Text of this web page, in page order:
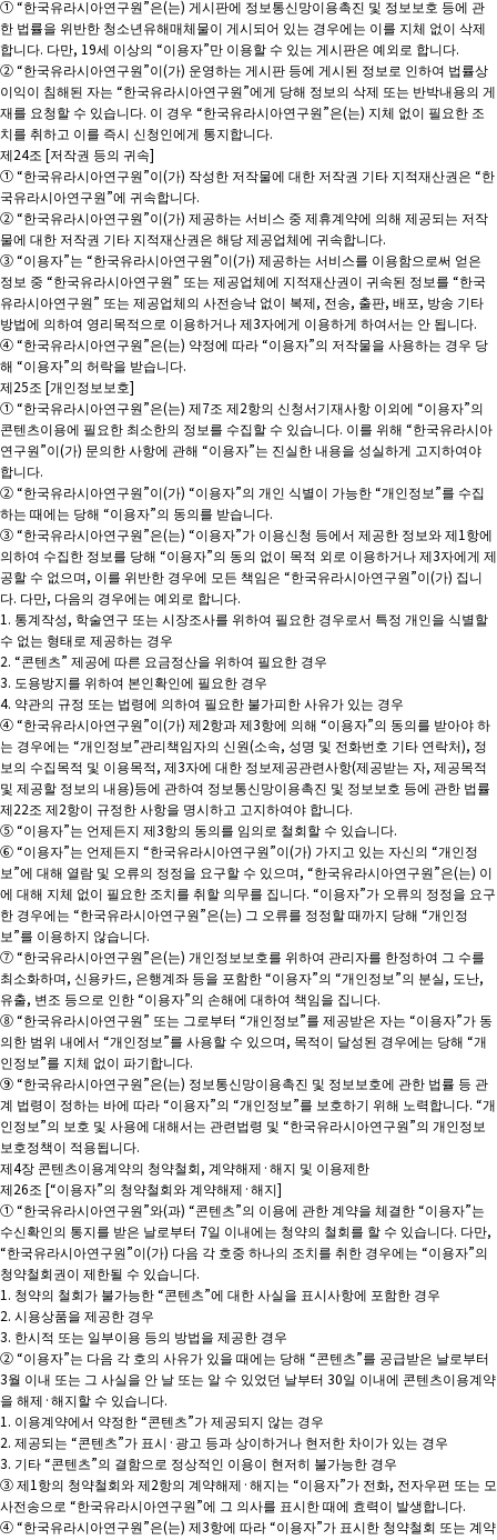
① “한국유라시아연구원”은(는) 게시판에 정보통신망이용촉진 및 정보보호 등에 관
한 법률을 위반한 청소년유해매체물이 게시되어 있는 경우에는 이를 지체 없이 삭제
합니다. 다만, 19세 이상의 “이용자”만 이용할 수 있는 게시판은 예외로 합니다.
② “한국유라시아연구원”이(가) 운영하는 게시판 등에 게시된 정보로 인하여 법률상
이익이 침해된 자는 “한국유라시아연구원”에게 당해 정보의 삭제 또는 반박내용의 게
재를 요청할 수 있습니다. 이 경우 “한국유라시아연구원”은(는) 지체 없이 필요한 조
치를 취하고 이를 즉시 신청인에게 통지합니다.
제24조 [저작권 등의 귀속]
① “한국유라시아연구원”이(가) 작성한 저작물에 대한 저작권 기타 지적재산권은 “한
국유라시아연구원”에 귀속합니다.
② “한국유라시아연구원”이(가) 제공하는 서비스 중 제휴계약에 의해 제공되는 저작
물에 대한 저작권 기타 지적재산권은 해당 제공업체에 귀속합니다.
③ “이용자”는 “한국유라시아연구원”이(가) 제공하는 서비스를 이용함으로써 얻은
정보 중 “한국유라시아연구원” 또는 제공업체에 지적재산권이 귀속된 정보를 “한국
유라시아연구원” 또는 제공업체의 사전승낙 없이 복제, 전송, 출판, 배포, 방송 기타
방법에 의하여 영리목적으로 이용하거나 제3자에게 이용하게 하여서는 안 됩니다.
④ “한국유라시아연구원”은(는) 약정에 따라 “이용자”의 저작물을 사용하는 경우 당
해 “이용자”의 허락을 받습니다.
제25조 [개인정보보호]
① “한국유라시아연구원”은(는) 제7조 제2항의 신청서기재사항 이외에 “이용자”의
콘텐츠이용에 필요한 최소한의 정보를 수집할 수 있습니다. 이를 위해 “한국유라시아
연구원”이(가) 문의한 사항에 관해 “이용자”는 진실한 내용을 성실하게 고지하여야
합니다.
② “한국유라시아연구원”이(가) “이용자”의 개인 식별이 가능한 “개인정보”를 수집
하는 때에는 당해 “이용자”의 동의를 받습니다.
③ “한국유라시아연구원”은(는) “이용자”가 이용신청 등에서 제공한 정보와 제1항에
의하여 수집한 정보를 당해 “이용자”의 동의 없이 목적 외로 이용하거나 제3자에게 제
공할 수 없으며, 이를 위반한 경우에 모든 책임은 “한국유라시아연구원”이(가) 집니
다. 다만, 다음의 경우에는 예외로 합니다.
1. 통계작성, 학술연구 또는 시장조사를 위하여 필요한 경우로서 특정 개인을 식별할
수 없는 형태로 제공하는 경우
2. “콘텐츠” 제공에 따른 요금정산을 위하여 필요한 경우
3. 도용방지를 위하여 본인확인에 필요한 경우
4. 약관의 규정 또는 법령에 의하여 필요한 불가피한 사유가 있는 경우
④ “한국유라시아연구원”이(가) 제2항과 제3항에 의해 “이용자”의 동의를 받아야 하
는 경우에는 “개인정보”관리책임자의 신원(소속, 성명 및 전화번호 기타 연락처), 정
보의 수집목적 및 이용목적, 제3자에 대한 정보제공관련사항(제공받는 자, 제공목적
및 제공할 정보의 내용)등에 관하여 정보통신망이용촉진 및 정보보호 등에 관한 법률
제22조 제2항이 규정한 사항을 명시하고 고지하여야 합니다.
⑤ “이용자”는 언제든지 제3항의 동의를 임의로 철회할 수 있습니다.
⑥ “이용자”는 언제든지 “한국유라시아연구원”이(가) 가지고 있는 자신의 “개인정
보”에 대해 열람 및 오류의 정정을 요구할 수 있으며, “한국유라시아연구원”은(는) 이
에 대해 지체 없이 필요한 조치를 취할 의무를 집니다. “이용자”가 오류의 정정을 요구
한 경우에는 “한국유라시아연구원”은(는) 그 오류를 정정할 때까지 당해 “개인정
보”를 이용하지 않습니다.
⑦ “한국유라시아연구원”은(는) 개인정보보호를 위하여 관리자를 한정하여 그 수를
최소화하며, 신용카드, 은행계좌 등을 포함한 “이용자”의 “개인정보”의 분실, 도난,
유출, 변조 등으로 인한 “이용자”의 손해에 대하여 책임을 집니다.
⑧ “한국유라시아연구원” 또는 그로부터 “개인정보”를 제공받은 자는 “이용자”가 동
의한 범위 내에서 “개인정보”를 사용할 수 있으며, 목적이 달성된 경우에는 당해 “개
인정보”를 지체 없이 파기합니다.
⑨ “한국유라시아연구원”은(는) 정보통신망이용촉진 및 정보보호에 관한 법률 등 관
계 법령이 정하는 바에 따라 “이용자”의 “개인정보”를 보호하기 위해 노력합니다. “개
인정보”의 보호 및 사용에 대해서는 관련법령 및 “한국유라시아연구원”의 개인정보
보호정책이 적용됩니다.
제4장 콘텐츠이용계약의 청약철회, 계약해제·해지 및 이용제한
제26조 [“이용자”의 청약철회와 계약해제·해지]
① “한국유라시아연구원”와(과) “콘텐츠”의 이용에 관한 계약을 체결한 “이용자”는
수신확인의 통지를 받은 날로부터 7일 이내에는 청약의 철회를 할 수 있습니다. 다만,
“한국유라시아연구원”이(가) 다음 각 호중 하나의 조치를 취한 경우에는 “이용자”의
청약철회권이 제한될 수 있습니다.
1. 청약의 철회가 불가능한 “콘텐츠”에 대한 사실을 표시사항에 포함한 경우
2. 시용상품을 제공한 경우
3. 한시적 또는 일부이용 등의 방법을 제공한 경우
② “이용자”는 다음 각 호의 사유가 있을 때에는 당해 “콘텐츠”를 공급받은 날로부터
3월 이내 또는 그 사실을 안 날 또는 알 수 있었던 날부터 30일 이내에 콘텐츠이용계약
을 해제·해지할 수 있습니다.
1. 이용계약에서 약정한 “콘텐츠”가 제공되지 않는 경우
2. 제공되는 “콘텐츠”가 표시·광고 등과 상이하거나 현저한 차이가 있는 경우
3. 기타 “콘텐츠”의 결함으로 정상적인 이용이 현저히 불가능한 경우
③ 제1항의 청약철회와 제2항의 계약해제·해지는 “이용자”가 전화, 전자우편 또는 모
사전송으로 “한국유라시아연구원”에 그 의사를 표시한 때에 효력이 발생합니다.
④ “한국유라시아연구원”은(는) 제3항에 따라 “이용자”가 표시한 청약철회 또는 계약